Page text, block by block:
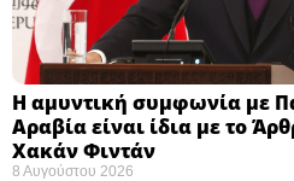
Η αμυντική συμφωνία με
Αραβία είναι ίδια με το
Χακάν Φιντάν
8 Αυγούστου 2026